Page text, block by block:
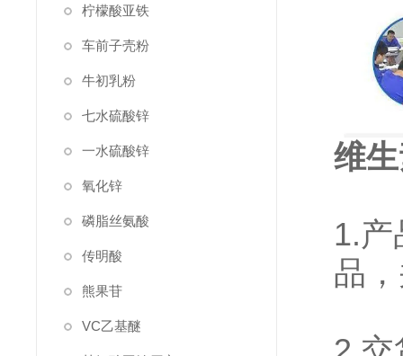
柠檬酸亚铁
车前子壳粉
牛初乳粉
七水硫酸锌
一水硫酸锌
氧化锌
磷脂丝氨酸
传明酸
熊果苷
VC乙基醚
维
1.产
品